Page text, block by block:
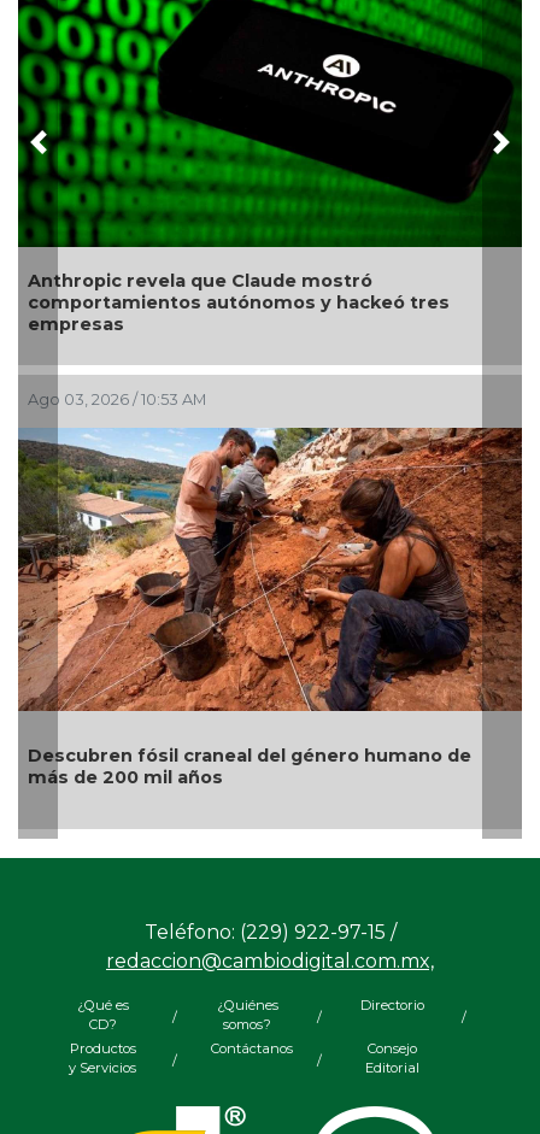
tres
de
Revelan proteína que podría revertir el
causado por el Alzheimer
Jul 28, 2026 / 9:42 AM
Gatos naranjas: la ciencia descubre el
origen al color de su pelaje
Previous
Teléfono: (229) 922-97-15 /
redaccion@cambiodigital.com.mx,
¿Qué es
CD?
/
¿Quiénes
somos?
/
Directorio
/
Productos
y Servicios
/
Contáctanos
/
Consejo
Editorial